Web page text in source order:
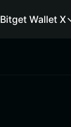
Bitget Wallet X